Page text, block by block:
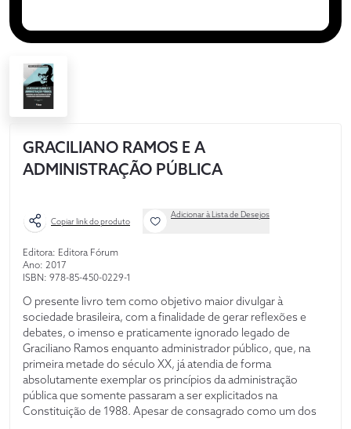
GRACILIANO RAMOS E A
ADMINISTRAÇÃO PÚBLICA
Copiar link do produto
Adicionar à Lista de Desejos
Editora: Editora Fórum
Ano: 2017
ISBN: 978-85-450-0229-1
O presente livro tem como objetivo maior divulgar à
sociedade brasileira, com a finalidade de gerar reflexões e
debates, o imenso e praticamente ignorado legado de
Graciliano Ramos enquanto administrador público, que, na
primeira metade do século XX, já atendia de forma
absolutamente exemplar os princípios da administração
pública que somente passaram a ser explicitados na
Constituição de 1988. Apesar de consagrado como um dos